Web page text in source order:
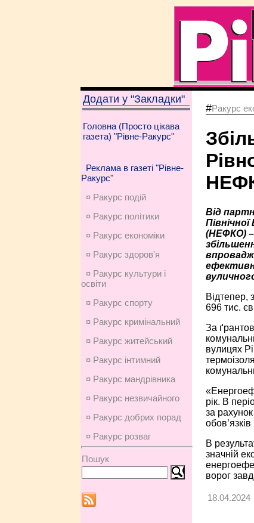
Додати у "Закладки"
Головна (Просто цікава
газета) "Рівне-Ракурс"
Реклама в газеті "Рівне-
Ракурс"
¤ Ракурс подій
¤ Ракурс політики
¤ Ракурс економiки
¤ Ракурс здоров'я
¤ Ракурс культури і
освіти
¤ Ракурс спорту
¤ Ракурс кримінальний
¤ Ракурс житейський
¤ Ракурс інтимний
¤ Ракурс мандрівника
¤ Ракурс незвичайного
¤ Ракурс добрих порад
¤ Ракурс розваг
Пошук
#Ракурс
Від
(НЕФКО) –
Відтепер,
696 тис.
За
вулицях
рік. В
за
В
значній
ворог
18.04.2024